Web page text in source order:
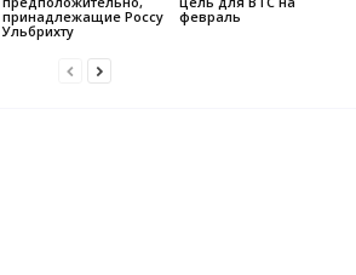
принадлежащие Россу
Ульбрихту
февраль